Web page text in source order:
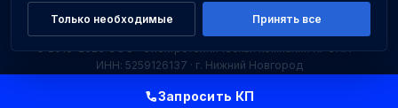
ИНН: 5259126137 · г. Нижний Новгород
Только необходимые Принять все
Запросить КП